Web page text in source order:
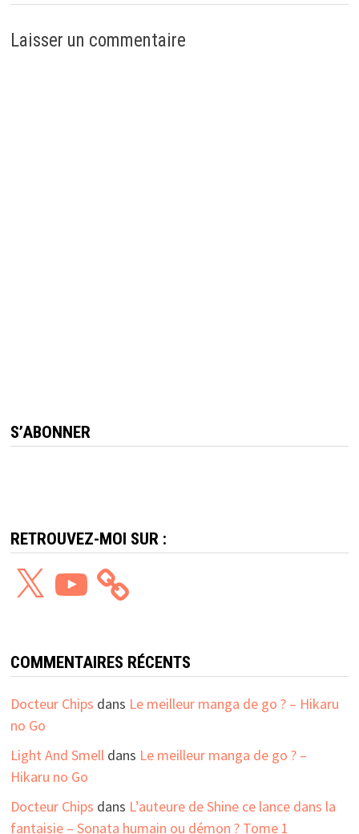
Laisser un commentaire
S’ABONNER
RETROUVEZ-MOI SUR :
YouTube
COMMENTAIRES RÉCENTS
Docteur Chips dans Le meilleur manga de go ? – Hikaru
no Go
Light And Smelldans Le meilleur manga de go ? –
Hikaru no Go
Docteur Chips dans L’auteure de Shine ce lance dans la
fantaisie – Sonata humain ou démon ? Tome 1